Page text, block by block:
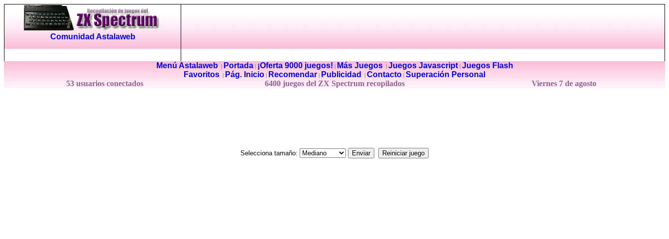
Comunidad Astalaweb
Menú Astalaweb| Portada| ¡Oferta 9000 juegos! Más Juegos| Juegos Javascript| Juegos Flash
Favoritos
Pág. Inicio Recomendar Publicidad Contacto Superación Personal
53 usuarios conectados
6400 juegos del ZX Spectrum recopilados Viernes 7 de agosto
Selecciona tamaño: